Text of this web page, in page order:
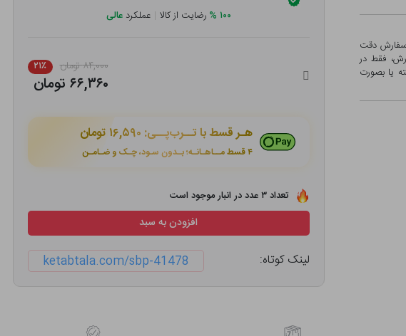
سفارش دقت
فقط در
یا بصورت
۱۰۰ % رضایت از کالا | عملکرد عالی
۸۴,۰۰۰ تومان ۲۱٪
۶۶,۳۶۰ تومان
هـر قسط با تــرب‌پــی: ۱۶,۵۹۰ تومان
۴ قسط مــاهـانـه؛ بـدون سـود، چـک و ضـامـن
تعداد ۳ عدد در انبار موجود است
افزودن به سبد
لینک کوتاه: ketabtala.com/sbp-41478